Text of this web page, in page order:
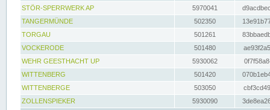
STÖR-SPERRWERK AP 5970041
TANGERMÜNDE
502350
TORGAU
501261
VOCKERODE
501480
WEHR GEESTHACHT UP
5930062
WITTENBERG
501420
WITTENBERGE
503050
ZOLLENSPIEKER
5930090